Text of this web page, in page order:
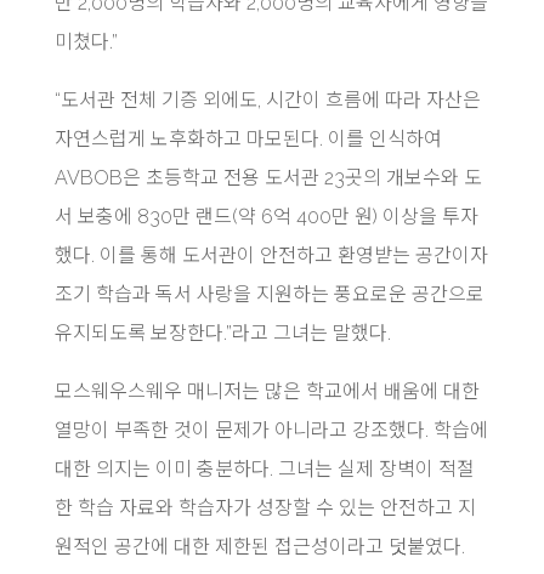
미쳤다.”
“도서관 전체 기증 외에도, 시간이 흐름에 따라 자산은
자연스럽게 노후화하고 마모된다. 이를 인식하여
AVBOB은 초등학교 전용 도서관 23곳의 개보수와 도
서 보충에 830만 랜드(약 6억 400만 원) 이상을 투자
했다. 이를 통해 도서관이 안전하고 환영받는 공간이자
조기 학습과 독서 사랑을 지원하는 풍요로운 공간으로
유지되도록 보장한다.”라고 그녀는 말했다.
모스웨우스웨우 매니저는 많은 학교에서 배움에 대한
열망이 부족한 것이 문제가 아니라고 강조했다. 학습에
대한 의지는 이미 충분하다. 그녀는 실제 장벽이 적절
한 학습 자료와 학습자가 성장할 수 있는 안전하고 지
원적인 공간에 대한 제한된 접근성이라고 덧붙였다.